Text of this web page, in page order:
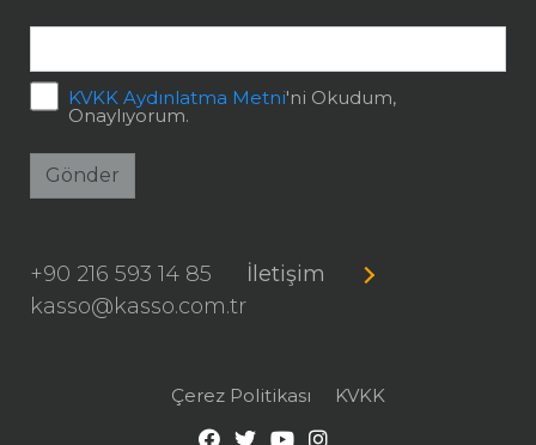
KVKK Aydınlatma Metni'ni Okudum,
Onaylıyorum.
Gönder
+90 216 593 14 85
kasso@kasso.com.tr
İletişim
Çerez Politikası KVKK